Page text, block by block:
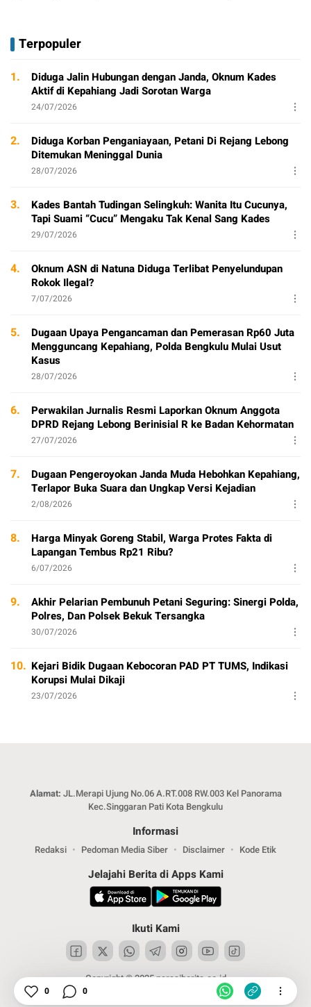
Terpopuler
1.
Diduga Jalin Hubungan dengan Janda, Oknum Kades
Aktif di Kepahiang Jadi Sorotan Warga
24/07/2026
2.
Diduga Korban Penganiayaan, Petani Di Rejang Lebong
Ditemukan Meninggal Dunia
28/07/2026
3.
Kades Bantah Tudingan Selingkuh: Wanita Itu Cucunya,
Tapi Suami “Cucu” Mengaku Tak Kenal Sang Kades
29/07/2026
4.
Oknum ASN di Natuna Diduga Terlibat Penyelundupan
Rokok Ilegal?
7/07/2026
5.
Dugaan Upaya Pengancaman dan Pemerasan Rp60 Juta
Mengguncang Kepahiang, Polda Bengkulu Mulai Usut
Kasus
28/07/2026
6.
Perwakilan Jurnalis Resmi Laporkan Oknum Anggota
DPRD Rejang Lebong Berinisial R ke Badan Kehormatan
27/07/2026
7.
Dugaan Pengeroyokan Janda Muda Hebohkan Kepahiang,
Terlapor Buka Suara dan Ungkap Versi Kejadian
2/08/2026
8.
Harga Minyak Goreng Stabil, Warga Protes Fakta di
Lapangan Tembus Rp21 Ribu?
6/07/2026
9.
Akhir Pelarian Pembunuh Petani Seguring: Sinergi Polda,
Polres, Dan Polsek Bekuk Tersangka
30/07/2026
10. Kejari Bidik Dugaan Kebocoran PAD PT TUMS, Indikasi
Korupsi Mulai Dikaji
23/07/2026
Alamat: JL.Merapi Ujung No.06 A.RT.008 RW.003 Kel Panorama
Kec.Singgaran Pati Kota Bengkulu
Informasi
Redaksi Pedoman Media Siber Disclaimer Kode Etik
Jelajahi Berita di Apps Kami
Ikuti Kami
Copyright © 2025 narasiberita.co.id
0 0